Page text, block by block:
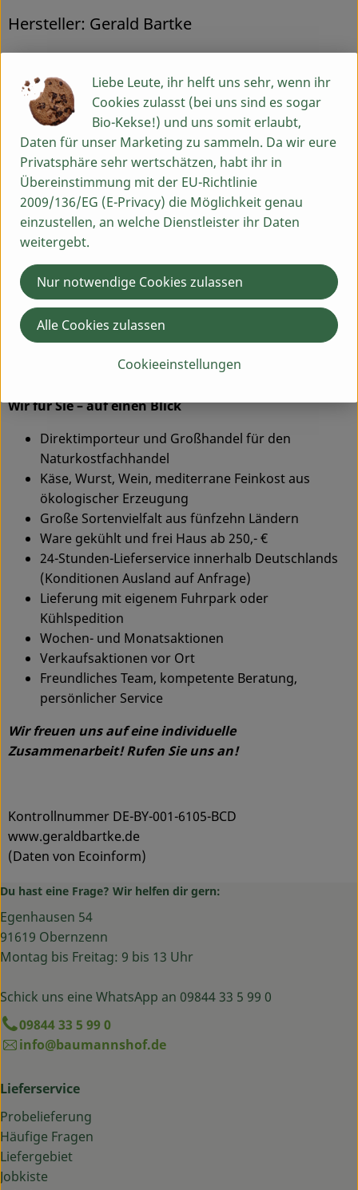
Hersteller: Gerald Bartke
Gerald Bartke GmbH
D 91189 Rohr-Regelsbach
Seit nun schon mehr als 25 Jahren versorgt Gerald
Bartke als Direktimporteur und Großhändler den
deutschen Naturkostfachhandel mit exklusiven Bio-
Käsespezialitäten. Heute steht das Unternehmen Gerald
Bartke direkt für internationale Bio-Spezialitäten wie
Käse, Wurst, Wein und mediterrane Feinkost.
Ein freundliches Team steht Ihnen mit kompetenter
Freitag telefonisch zur Seite.
Wir für Sie – auf einen Blick
Direktimporteur und Großhandel für den
Naturkostfachhandel
Käse, Wurst, Wein, mediterrane Feinkost aus
ökologischer Erzeugung
Große Sortenvielfalt aus fünfzehn Ländern
Ware gekühlt und frei Haus ab 250,- €
24-Stunden-Lieferservice innerhalb Deutschlands
(Konditionen Ausland auf Anfrage)
Lieferung mit eigenem Fuhrpark oder
Kühlspedition
Wochen- und Monatsaktionen
Verkaufsaktionen vor Ort
Freundliches Team, kompetente Beratung,
persönlicher Service
Wir freuen uns auf eine individuelle
Zusammenarbeit! Rufen Sie uns an!
Kontrollnummer DE-BY-001-6105-BCD
www.geraldbartke.de
(Daten von Ecoinform)
Du hast eine Frage? Wir helfen dir gern:
Egenhausen 54
91619 Obernzenn
Montag bis Freitag: 9 bis 13 Uhr
Schick uns eine WhatsApp an 09844 33 5 99 0
09844 33 5 99 0
info@baumannshof.de
Lieferservice
Probelieferung
Häufige Fragen
Liefergebiet
Jobkiste
Liebe Leute, ihr helft uns sehr, wenn ihr
Cookies zulasst (bei uns sind es sogar
Bio-Kekse!) und uns somit erlaubt,
Daten für unser Marketing zu sammeln. Da wir eure
Privatsphäre sehr wertschätzen, habt ihr in
Übereinstimmung mit der EU-Richtlinie
2009/136/EG (E-Privacy) die Möglichkeit genau
einzustellen, an welche Dienstleister ihr Daten
weitergebt.
Cookieeinstellungen
Nur notwendige Cookies zulassen
Alle Cookies zulassen